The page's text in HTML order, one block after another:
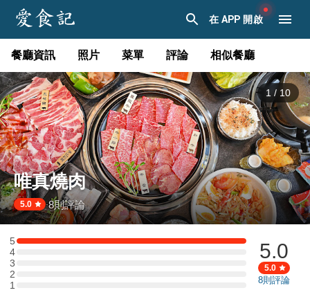
在 APP 開啟
餐廳資訊 照片 菜單 評論 相似餐廳
1 / 10
唯真燒肉
5.0 ·8則評論
5
5 星：4 則評論
4
4 星：0 則評論
3
3 星：0 則評論
2
2 星：0 則評論
11 星：0 則評論
5.0
5.0
8則評論